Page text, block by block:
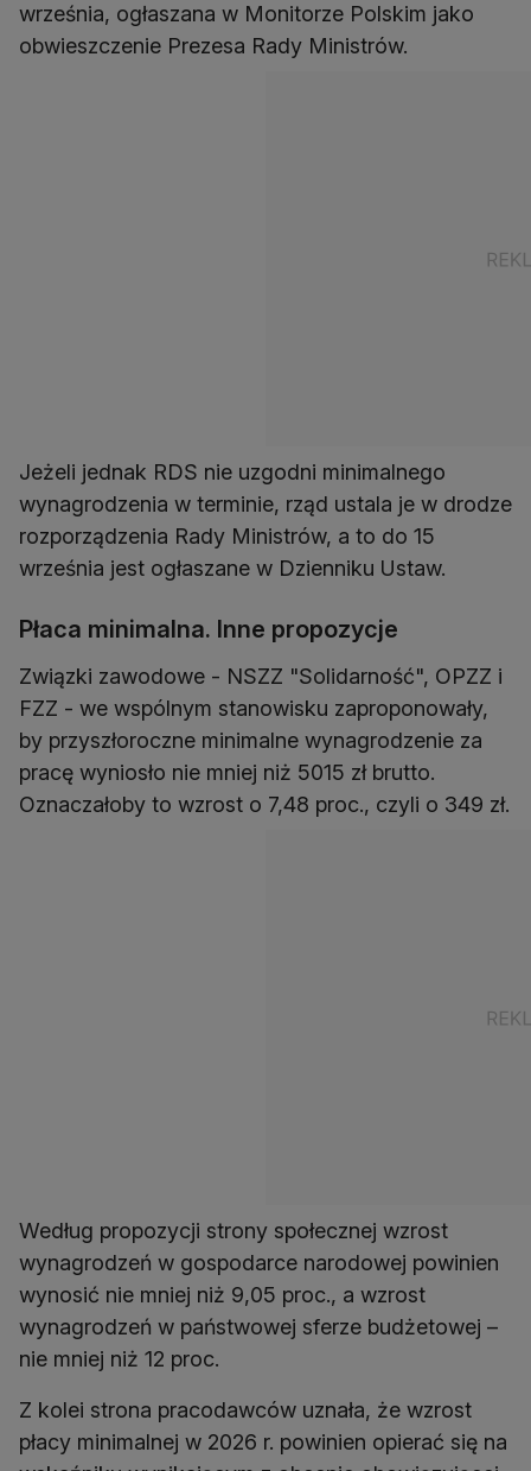
września, ogłaszana w Monitorze Polskim jako
obwieszczenie Prezesa Rady Ministrów.
Jeżeli jednak RDS nie uzgodni minimalnego
wynagrodzenia w terminie, rząd ustala je w drodze
rozporządzenia Rady Ministrów, a to do 15
września jest ogłaszane w Dzienniku Ustaw.
Płaca minimalna. Inne propozycje
Związki zawodowe - NSZZ "Solidarność", OPZZ i
FZZ - we wspólnym stanowisku zaproponowały,
by przyszłoroczne minimalne wynagrodzenie za
pracę wyniosło nie mniej niż 5015 zł brutto.
Według propozycji strony społecznej wzrost
wynagrodzeń w gospodarce narodowej powinien
wynosić nie mniej niż 9,05 proc., a wzrost
wynagrodzeń w państwowej sferze budżetowej –
Z kolei strona pracodawców uznała, że wzrost
płacy minimalnej w 2026 r. powinien opierać się na